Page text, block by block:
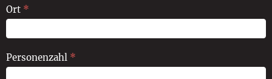
Ort *
Personenzahl *